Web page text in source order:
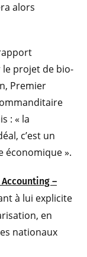
alors
projet de bio-
Premier
: « la
c’est un
économique ».
–
à lui explicite
en
nationaux